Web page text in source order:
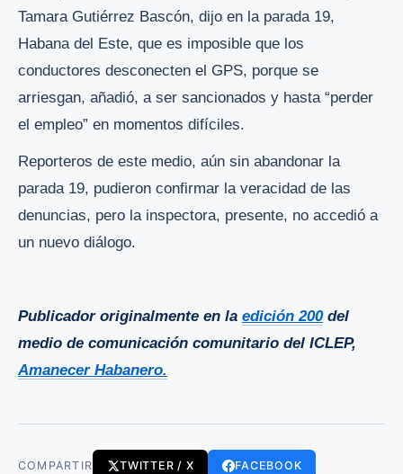
Tamara Gutiérrez Bascón, dijo en la parada 19,
Habana del Este, que es imposible que los
conductores desconecten el GPS, porque se
arriesgan, añadió, a ser sancionados y hasta “perder
el empleo” en momentos difíciles.
Reporteros de este medio, aún sin abandonar la
parada 19, pudieron confirmar la veracidad de las
denuncias, pero la inspectora, presente, no accedió a
un nuevo diálogo.
Publicador originalmente en la edición 200del
medio de comunicación comunitario del ICLEP,
Amanecer Habanero.
COMPARTIR TWITTER / X FACEBOOK